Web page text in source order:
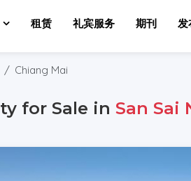
租赁 礼宾服务 期刊 发
Chiang Mai
for Sale inSan Sai